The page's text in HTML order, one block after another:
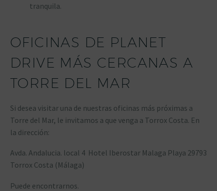
tranquila.
OFICINAS DE PLANET
DRIVE MÁS CERCANAS A
TORRE DEL MAR
Si desea visitar una de nuestras oficinas más próximas a
Torre del Mar, le invitamos a que venga a Torrox Costa. En
la dirección:
Avda. Andalucia. local 4 Hotel Iberostar Malaga Playa 29793
Torrox Costa (Málaga)
Puede encontrarnos.